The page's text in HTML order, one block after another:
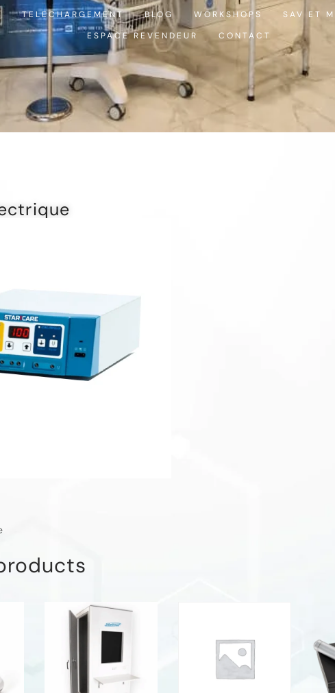
TELECHARGEMENT BLOG WORKSHOPS
SAV ET
ESPACE REVENDEUR
CONTACT